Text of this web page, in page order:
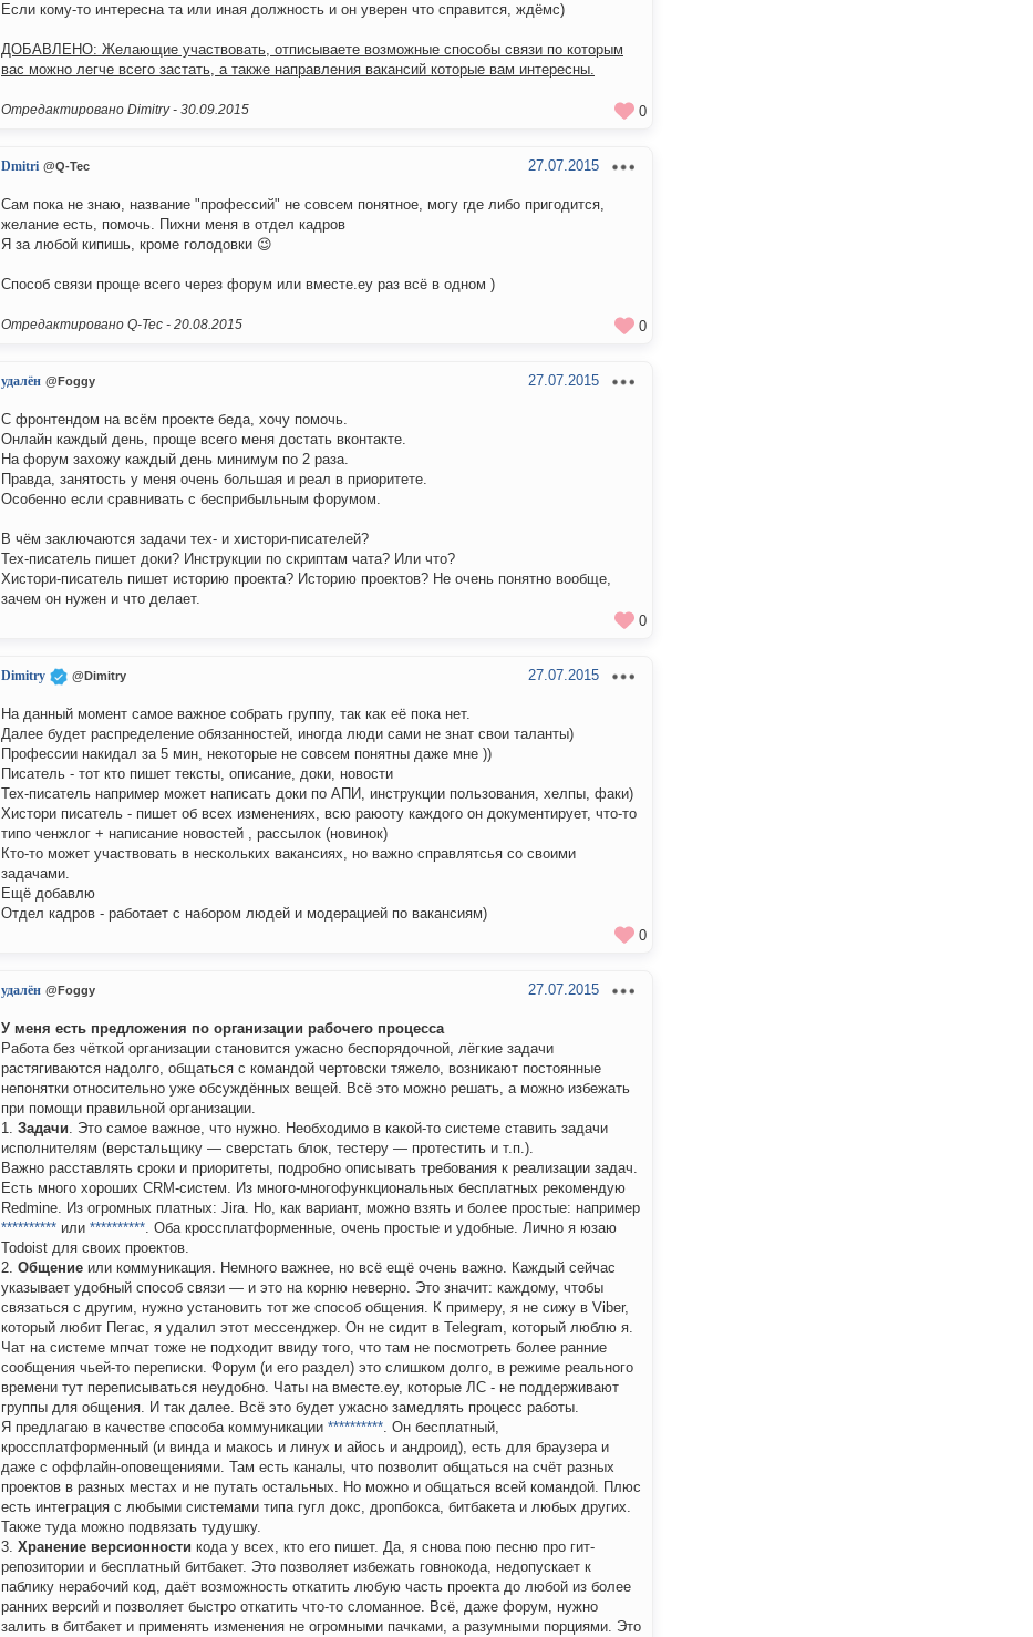
Если кому-то интересна та или иная должность и он уверен что справится, ждёмс)
ДОБАВЛЕНО: Желающие участвовать, отписываете возможные способы связи по которым
вас можно легче всего застать, а также направления вакансий которые вам интересны.
Отредактировано Dimitry - 30.09.2015 0
Dmitri @Q-Tec 27.07.2015
Сам пока не знаю, название "профессий" не совсем понятное, могу где либо пригодится,
желание есть, помочь. Пихни меня в отдел кадров
Я за любой кипишь, кроме голодовки 😉
Способ связи проще всего через форум или вместе.еу раз всё в одном )
Отредактировано Q-Tec - 20.08.2015 0
удалён @Foggy 27.07.2015
С фронтендом на всём проекте беда, хочу помочь.
Онлайн каждый день, проще всего меня достать вконтакте.
На форум захожу каждый день минимум по 2 раза.
Правда, занятость у меня очень большая и реал в приоритете.
Особенно если сравнивать с бесприбыльным форумом.
В чём заключаются задачи тех- и хистори-писателей?
Тех-писатель пишет доки? Инструкции по скриптам чата? Или что?
Хистори-писатель пишет историю проекта? Историю проектов? Не очень понятно вообще,
зачем он нужен и что делает.
0
Dimitry @Dimitry 27.07.2015
На данный момент самое важное собрать группу, так как её пока нет.
Далее будет распределение обязанностей, иногда люди сами не знат свои таланты)
Профессии накидал за 5 мин, некоторые не совсем понятны даже мне ))
Писатель - тот кто пишет тексты, описание, доки, новости
Тех-писатель например может написать доки по АПИ, инструкции пользования, хелпы, факи)
Хистори писатель - пишет об всех изменениях, всю раюоту каждого он документирует, что-то
типо ченжлог + написание новостей , рассылок (новинок)
Кто-то может участвовать в нескольких вакансиях, но важно справлятсья со своими
задачами.
Ещё добавлю
Отдел кадров - работает с набором людей и модерацией по вакансиям)
0
удалён @Foggy 27.07.2015
У меня есть предложения по организации рабочего процесса
Работа без чёткой организации становится ужасно беспорядочной, лёгкие задачи
растягиваются надолго, общаться с командой чертовски тяжело, возникают постоянные
непонятки относительно уже обсуждённых вещей. Всё это можно решать, а можно избежать
при помощи правильной организации.
1. Задачи. Это самое важное, что нужно. Необходимо в какой-то системе ставить задачи
исполнителям (верстальщику — сверстать блок, тестеру — протестить и т.п.).
Важно расставлять сроки и приоритеты, подробно описывать требования к реализации задач.
Есть много хороших CRM-систем. Из много-многофункциональных бесплатных рекомендую
Redmine. Из огромных платных: Jira. Но, как вариант, можно взять и более простые: например
********** или **********. Оба кроссплатформенные, очень простые и удобные. Лично я юзаю
Todoist для своих проектов.
2. Общение или коммуникация. Немного важнее, но всё ещё очень важно. Каждый сейчас
указывает удобный способ связи — и это на корню неверно. Это значит: каждому, чтобы
связаться с другим, нужно установить тот же способ общения. К примеру, я не сижу в Viber,
который любит Пегас, я удалил этот мессенджер. Он не сидит в Telegram, который люблю я.
Чат на системе мпчат тоже не подходит ввиду того, что там не посмотреть более ранние
сообщения чьей-то переписки. Форум (и его раздел) это слишком долго, в режиме реального
времени тут переписываться неудобно. Чаты на вместе.еу, которые ЛС - не поддерживают
группы для общения. И так далее. Всё это будет ужасно замедлять процесс работы.
Я предлагаю в качестве способа коммуникации **********. Он бесплатный,
кроссплатформенный (и винда и макось и линух и айось и андроид), есть для браузера и
даже с оффлайн-оповещениями. Там есть каналы, что позволит общаться на счёт разных
проектов в разных местах и не путать остальных. Но можно и общаться всей командой. Плюс
есть интеграция с любыми системами типа гугл докс, дропбокса, битбакета и любых других.
Также туда можно подвязать тудушку.
3. Хранение версионности кода у всех, кто его пишет. Да, я снова пою песню про гит-
репозитории и бесплатный битбакет. Это позволяет избежать говнокода, недопускает к
паблику нерабочий код, даёт возможность откатить любую часть проекта до любой из более
ранних версий и позволяет быстро откатить что-то сломанное. Всё, даже форум, нужно
залить в битбакет и применять изменения не огромными пачками, а разумными порциями. Это